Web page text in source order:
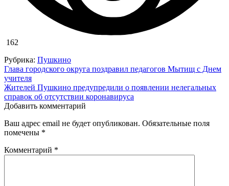
162
Рубрика: Пушкино
Навигация
по
записям
Глава городского округа поздравил педагогов Мытищ с Днем
учителя
Жителей Пушкино предупредили о появлении нелегальных
справок об отсутствии коронавируса
Добавить комментарий
Ваш адрес email не будет опубликован. Обязательные поля
помечены *
Комментарий *